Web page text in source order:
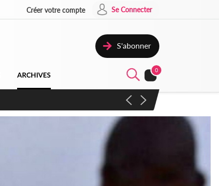
Créer votre compte Se Connecter
S'abonner
ARCHIVES
0